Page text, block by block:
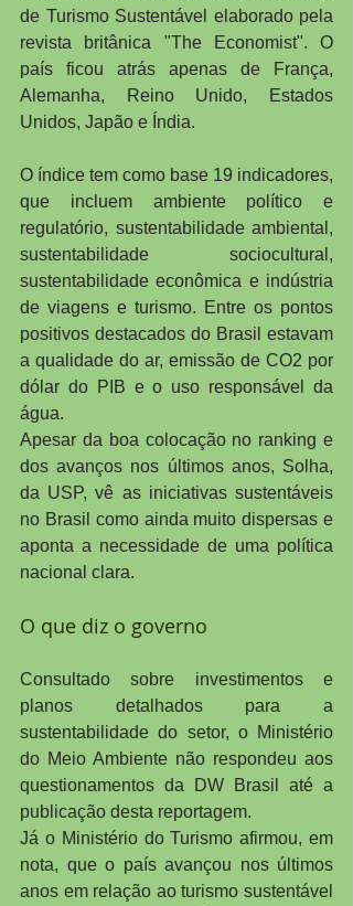
de Turismo Sustentável elaborado pela
revista britânica "The Economist". O
país ficou atrás apenas de França,
Alemanha, Reino Unido, Estados
Unidos, Japão e Índia.
O índice tem como base 19 indicadores,
que incluem ambiente político e
regulatório, sustentabilidade ambiental,
sustentabilidade sociocultural,
sustentabilidade econômica e indústria
de viagens e turismo. Entre os pontos
positivos destacados do Brasil estavam
a qualidade do ar, emissão de CO2 por
dólar do PIB e o uso responsável da
água.
Apesar da boa colocação no ranking e
dos avanços nos últimos anos, Solha,
da USP, vê as iniciativas sustentáveis
no Brasil como ainda muito dispersas e
aponta a necessidade de uma política
nacional clara.
O que diz o governo
Consultado sobre investimentos e
planos detalhados para a
sustentabilidade do setor, o Ministério
do Meio Ambiente não respondeu aos
questionamentos da DW Brasil até a
publicação desta reportagem.
Já o Ministério do Turismo afirmou, em
nota, que o país avançou nos últimos
anos em relação ao turismo sustentável